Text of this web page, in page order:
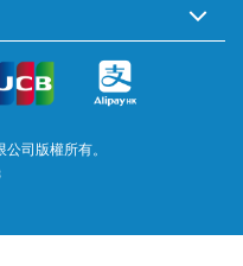
司版權所有。